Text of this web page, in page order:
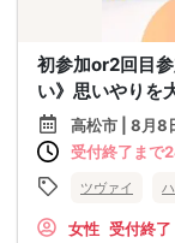
初参加or2回目
い》思いやりを
高松市 | 8月8
受付終了まで
ツヴァイ
女性 受付終了